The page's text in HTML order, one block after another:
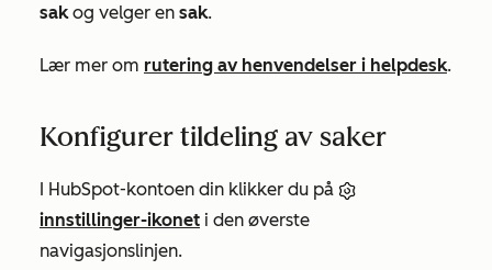
sakog velger en sak.
Lær mer om rutering av henvendelser i helpdesk.
Konfigurer tildeling av saker
I HubSpot-kontoen din klikker du på
innstillinger-ikonet i den øverste
navigasjonslinjen.